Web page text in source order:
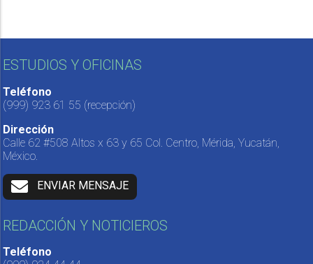
ESTUDIOS Y OFICINAS
Teléfono
(999) 923 61 55 (recepción)
Dirección
Calle 62 #508 Altos x 63 y 65 Col. Centro, Mérida, Yucatán,
México.
ENVIAR MENSAJE
REDACCIÓN Y NOTICIEROS
Teléfono